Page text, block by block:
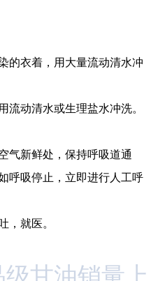
的衣着，用大量流动清水冲
流动清水或生理盐水冲洗。
气新鲜处，保持呼吸道通
呼吸停止，立即进行人工呼
，就医。
级甘油销量上